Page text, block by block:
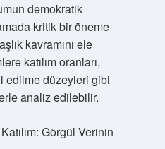
demokratik
kritik bir öneme
kavramını ele
katılım oranları,
edilme düzeyleri gibi
analiz edilebilir.
Görgül Verinin